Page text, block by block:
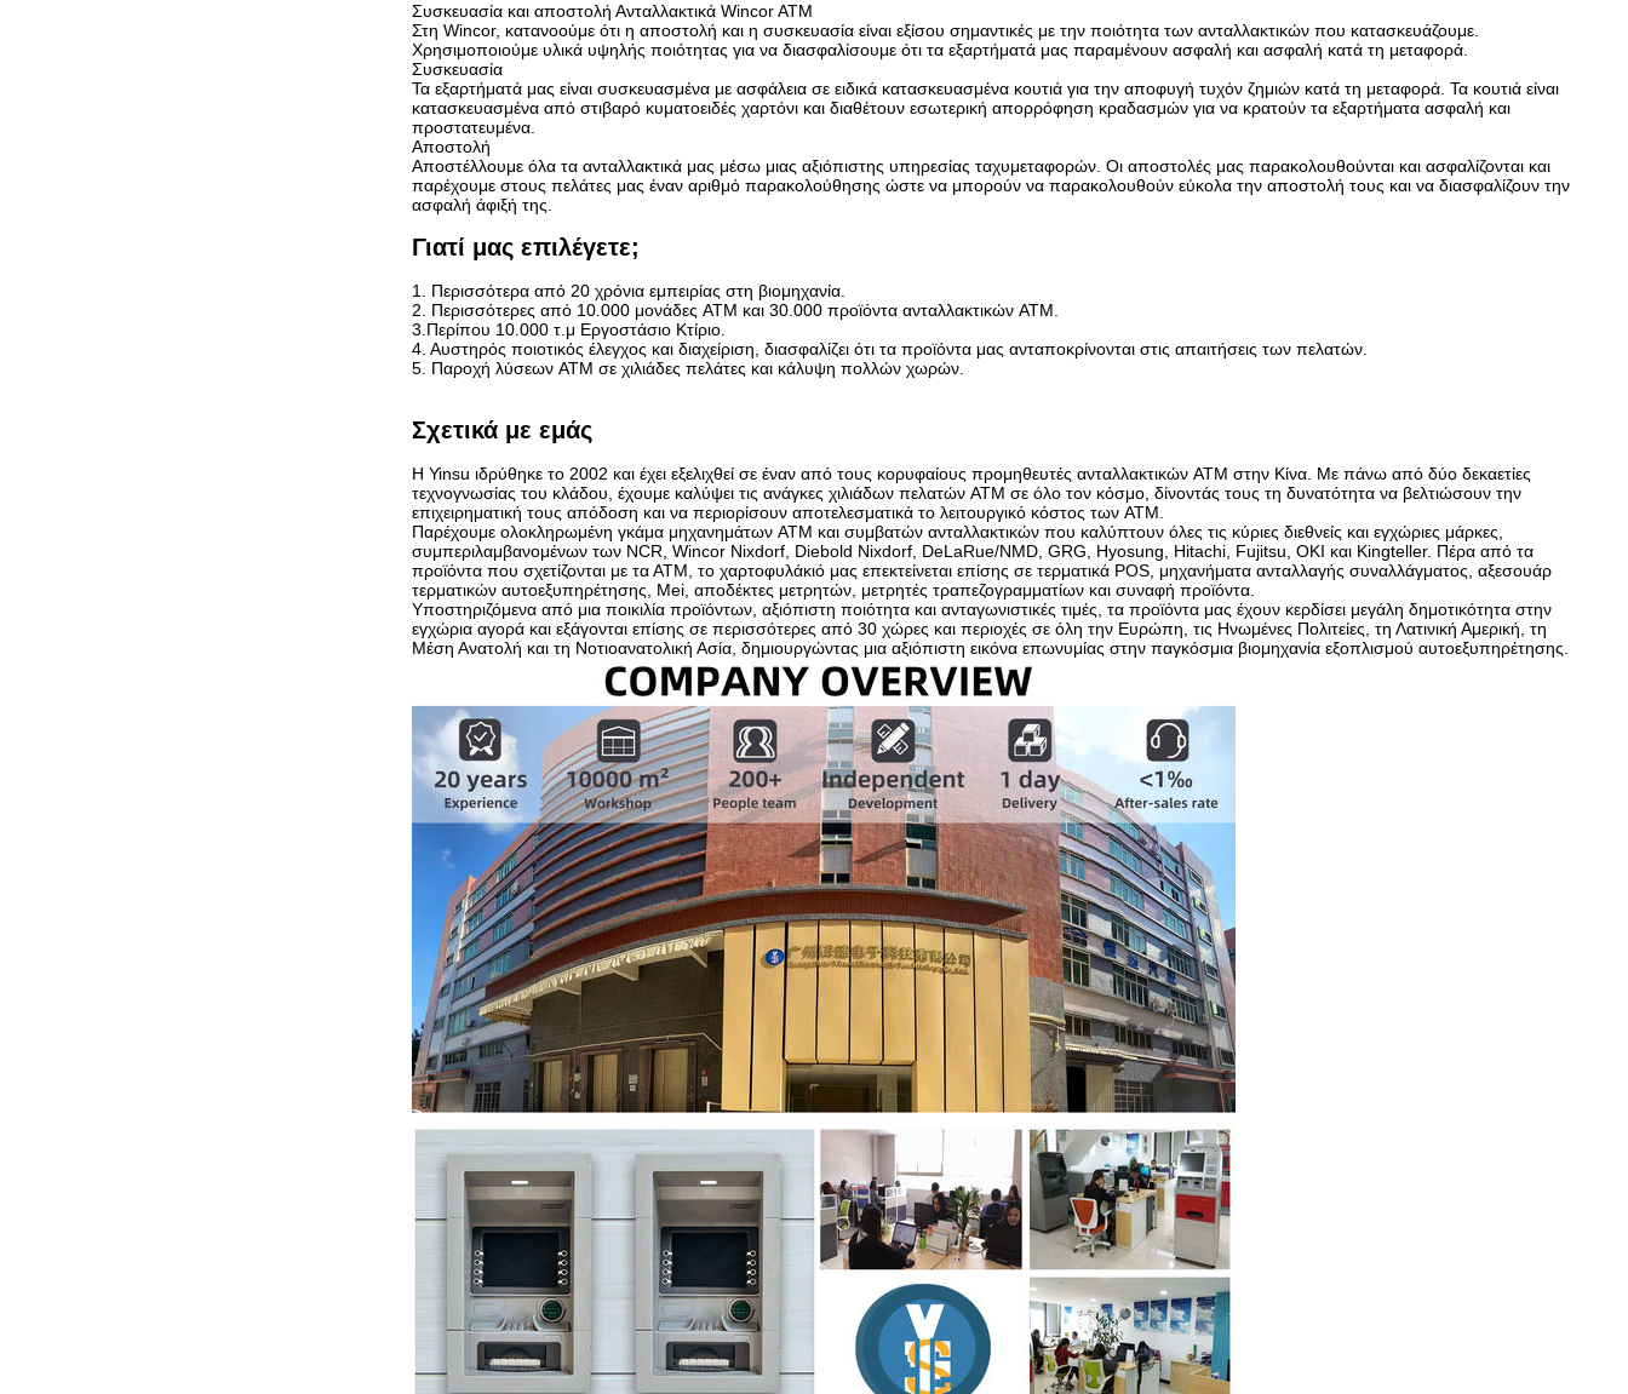
Συσκευασία και αποστολή Ανταλλακτικά Wincor ATM
Στη Wincor, κατανοούμε ότι η αποστολή και η συσκευασία είναι εξίσου σημαντικές με την ποιότητα των ανταλλακτικών που κατασκευάζουμε.
Χρησιμοποιούμε υλικά υψηλής ποιότητας για να διασφαλίσουμε ότι τα εξαρτήματά μας παραμένουν ασφαλή και ασφαλή κατά τη μεταφορά.
Συσκευασία
Τα εξαρτήματά μας είναι συσκευασμένα με ασφάλεια σε ειδικά κατασκευασμένα κουτιά για την αποφυγή τυχόν ζημιών κατά τη μεταφορά. Τα κουτιά είναι
κατασκευασμένα από στιβαρό κυματοειδές χαρτόνι και διαθέτουν εσωτερική απορρόφηση κραδασμών για να κρατούν τα εξαρτήματα ασφαλή και
προστατευμένα.
Αποστολή
Αποστέλλουμε όλα τα ανταλλακτικά μας μέσω μιας αξιόπιστης υπηρεσίας ταχυμεταφορών. Οι αποστολές μας παρακολουθούνται και ασφαλίζονται και
παρέχουμε στους πελάτες μας έναν αριθμό παρακολούθησης ώστε να μπορούν να παρακολουθούν εύκολα την αποστολή τους και να διασφαλίζουν την
ασφαλή άφιξή της.
Γιατί μας επιλέγετε;
1. Περισσότερα από 20 χρόνια εμπειρίας στη βιομηχανία.
2. Περισσότερες από 10.000 μονάδες ATM και 30.000 προϊόντα ανταλλακτικών ATM.
3.Περίπου 10.000 τ.μ Εργοστάσιο Κτίριο.
4. Αυστηρός ποιοτικός έλεγχος και διαχείριση, διασφαλίζει ότι τα προϊόντα μας ανταποκρίνονται στις απαιτήσεις των πελατών.
5. Παροχή λύσεων ATM σε χιλιάδες πελάτες και κάλυψη πολλών χωρών.
Σχετικά με εμάς
Η Yinsu ιδρύθηκε το 2002 και έχει εξελιχθεί σε έναν από τους κορυφαίους προμηθευτές ανταλλακτικών ATM στην Κίνα. Με πάνω από δύο δεκαετίες
τεχνογνωσίας του κλάδου, έχουμε καλύψει τις ανάγκες χιλιάδων πελατών ATM σε όλο τον κόσμο, δίνοντάς τους τη δυνατότητα να βελτιώσουν την
επιχειρηματική τους απόδοση και να περιορίσουν αποτελεσματικά το λειτουργικό κόστος των ATM.
Παρέχουμε ολοκληρωμένη γκάμα μηχανημάτων ATM και συμβατών ανταλλακτικών που καλύπτουν όλες τις κύριες διεθνείς και εγχώριες μάρκες,
συμπεριλαμβανομένων των NCR, Wincor Nixdorf, Diebold Nixdorf, DeLaRue/NMD, GRG, Hyosung, Hitachi, Fujitsu, OKI και Kingteller. Πέρα από τα
προϊόντα που σχετίζονται με τα ΑΤΜ, το χαρτοφυλάκιό μας επεκτείνεται επίσης σε τερματικά POS, μηχανήματα ανταλλαγής συναλλάγματος, αξεσουάρ
τερματικών αυτοεξυπηρέτησης, Mei, αποδέκτες μετρητών, μετρητές τραπεζογραμματίων και συναφή προϊόντα.
Υποστηριζόμενα από μια ποικιλία προϊόντων, αξιόπιστη ποιότητα και ανταγωνιστικές τιμές, τα προϊόντα μας έχουν κερδίσει μεγάλη δημοτικότητα στην
εγχώρια αγορά και εξάγονται επίσης σε περισσότερες από 30 χώρες και περιοχές σε όλη την Ευρώπη, τις Ηνωμένες Πολιτείες, τη Λατινική Αμερική, τη
Μέση Ανατολή και τη Νοτιοανατολική Ασία, δημιουργώντας μια αξιόπιστη εικόνα επωνυμίας στην παγκόσμια βιομηχανία εξοπλισμού αυτοεξυπηρέτησης.